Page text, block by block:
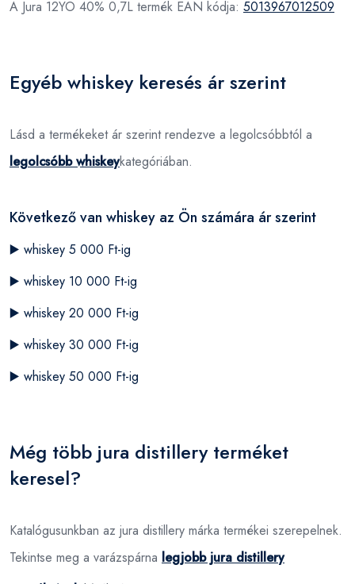
A Jura 12YO 40% 0,7L termék EAN kódja: 5013967012509
Egyéb whiskey keresés ár szerint
Lásd a termékeket ár szerint rendezve a legolcsóbbtól a
legolcsóbb whiskeykategóriában.
Következő van whiskey az Ön számára ár szerint
▶️ whiskey 5 000 Ft-ig
▶️ whiskey 10 000 Ft-ig
▶️ whiskey 20 000 Ft-ig
▶️ whiskey 30 000 Ft-ig
▶️ whiskey 50 000 Ft-ig
Még több jura distillery terméket
keresel?
Katalógusunkban az jura distillery márka termékei szerepelnek.
Tekintse meg a varázspárna legjobb jura distillery